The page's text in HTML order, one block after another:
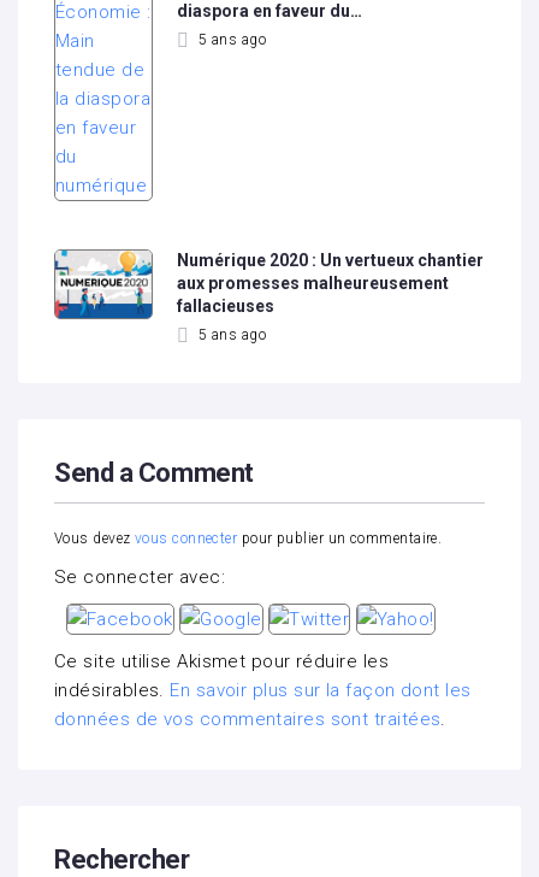
diaspora en faveur du…
5 ans ago
Numérique 2020 : Un vertueux chantier
aux promesses malheureusement
fallacieuses
5 ans ago
Send a Comment
Vous devez vous connecter pour publier un commentaire.
Se connecter avec:
Ce site utilise Akismet pour réduire les
indésirables. En savoir plus sur la façon dont les
données de vos commentaires sont traitées.
Rechercher